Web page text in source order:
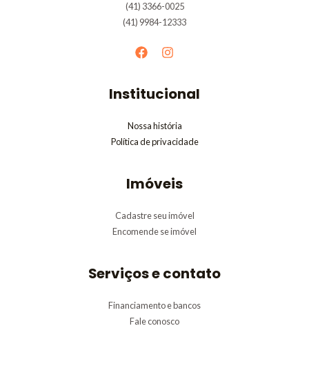
(41) 3366-0025
(41) 9984-12333
Institucional
Nossa história
Política de privacidade
Imóveis
Cadastre seu imóvel
Encomende se imóvel
Serviços e contato
Financiamento e bancos
Fale conosco